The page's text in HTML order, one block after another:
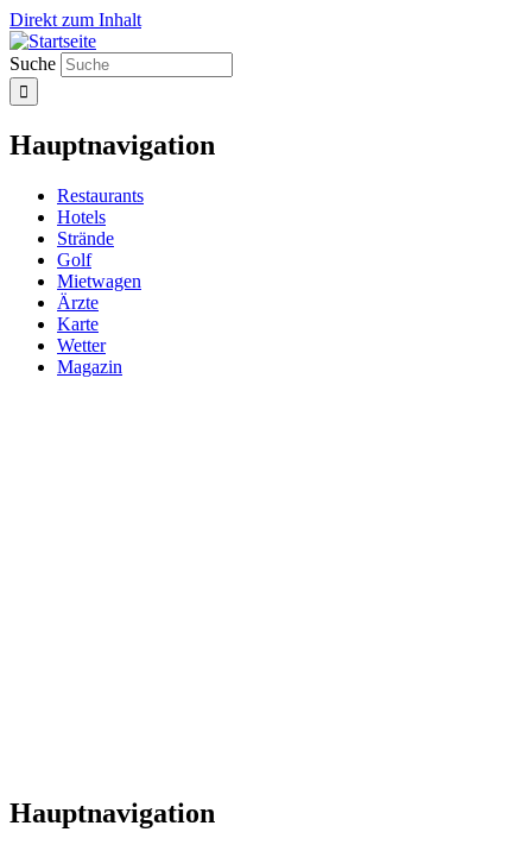
Direkt zum Inhalt
Suche
Hauptnavigation
Restaurants
Hotels
Strände
Golf
Mietwagen
Ärzte
Karte
Wetter
Magazin
Hauptnavigation